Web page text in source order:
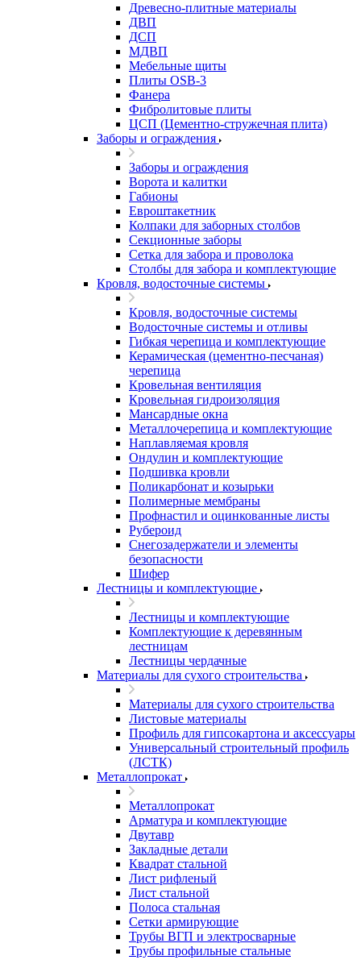
Древесно-плитные материалы
ДВП
ДСП
МДВП
Мебельные щиты
Плиты OSB-3
Фанера
Фибролитовые плиты
ЦСП (Цементно-стружечная плита)
Заборы и ограждения
Заборы и ограждения
Ворота и калитки
Габионы
Евроштакетник
Колпаки для заборных столбов
Секционные заборы
Сетка для забора и проволока
Столбы для забора и комплектующие
Кровля, водосточные системы
Кровля, водосточные системы
Водосточные системы и отливы
Гибкая черепица и комплектующие
Керамическая (цементно-песчаная)
черепица
Кровельная вентиляция
Кровельная гидроизоляция
Мансардные окна
Металлочерепица и комплектующие
Наплавляемая кровля
Ондулин и комплектующие
Подшивка кровли
Поликарбонат и козырьки
Полимерные мембраны
Профнастил и оцинкованные листы
Рубероид
Снегозадержатели и элементы
безопасности
Шифер
Лестницы и комплектующие
Лестницы и комплектующие
Комплектующие к деревянным
лестницам
Лестницы чердачные
Материалы для сухого строительства
Материалы для сухого строительства
Листовые материалы
Профиль для гипсокартона и аксессуары
Универсальный строительный профиль
(ЛСТК)
Металлопрокат
Металлопрокат
Арматура и комплектующие
Двутавр
Закладные детали
Квадрат стальной
Лист рифленый
Лист стальной
Полоса стальная
Сетки армирующие
Трубы ВГП и электросварные
Трубы профильные стальные